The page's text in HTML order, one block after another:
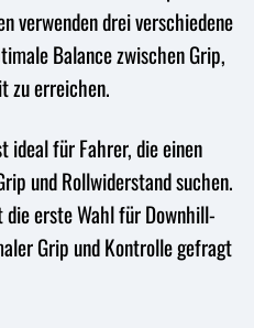
verwenden drei verschiedene
Balance zwischen Grip,
zu erreichen.
ideal für Fahrer, die einen
und Rollwiderstand suchen.
erste Wahl für Downhill-
Grip und Kontrolle gefragt